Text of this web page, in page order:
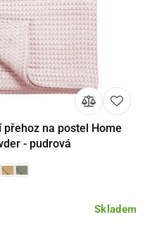
Detail
přehoz na postel Home
- pudrová
Skladem